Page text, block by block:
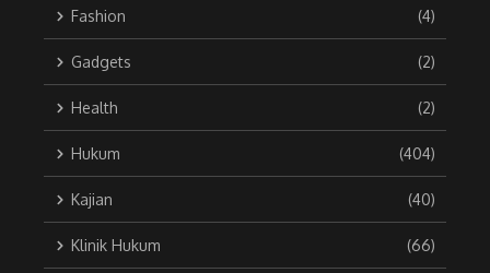
Fashion (4)
Gadgets (2)
Health (2)
Hukum (404)
Kajian (40)
Klinik Hukum (66)